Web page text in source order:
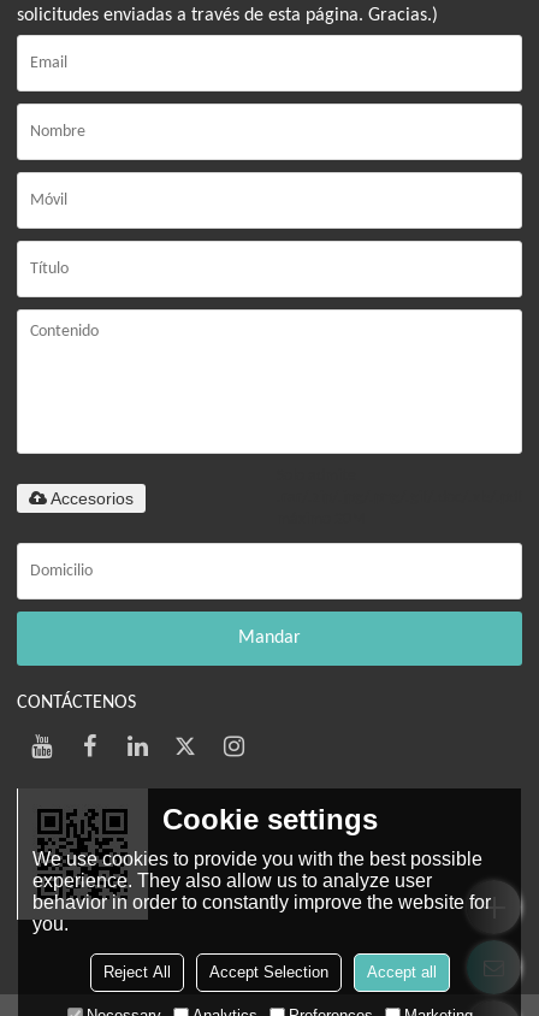
solicitudes enviadas a través de esta página. Gracias.)
Accesorios
Mandar
CONTÁCTENOS
Web móvil
Cookie settings
We use cookies to provide you with the best possible
experience. They also allow us to analyze user
behavior in order to constantly improve the website for
you.
Reject All Accept Selection Accept all